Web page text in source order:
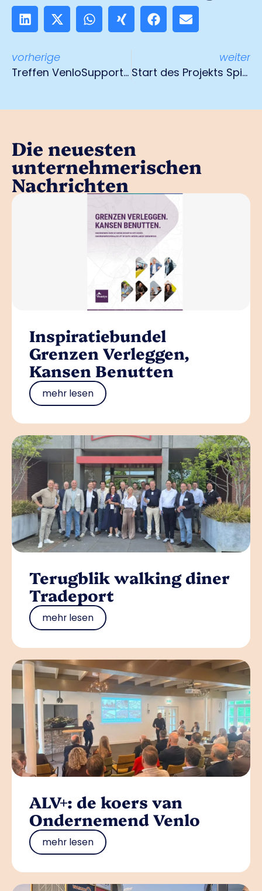
vorherige
Treffen VenloSupport 19. Oktober
weiter
Start des Projekts Spikweien Green Entrance
Die neuesten
unternehmerischen
Nachrichten
Inspiratiebundel
Grenzen Verleggen,
Kansen Benutten
mehr lesen
Terugblik walking diner
Tradeport
mehr lesen
ALV+: de koers van
Ondernemend Venlo
mehr lesen